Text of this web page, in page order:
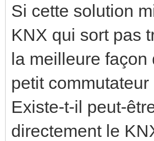
Si cette solution
KNX qui sort pas
la meilleure façon
petit
Existe-t-il peut-
directement le